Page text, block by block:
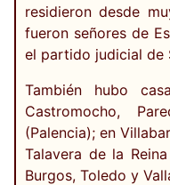
residieron desde
fueron señores de
el partido judicial de
También hubo
Castromocho,
(Palencia); en
Talavera de la
Burgos, Toledo y